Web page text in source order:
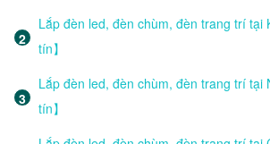
Lắp đèn led, đèn chùm, đèn trang trí tại
tín】
Lắp đèn led, đèn chùm, đèn trang trí tại
tín】